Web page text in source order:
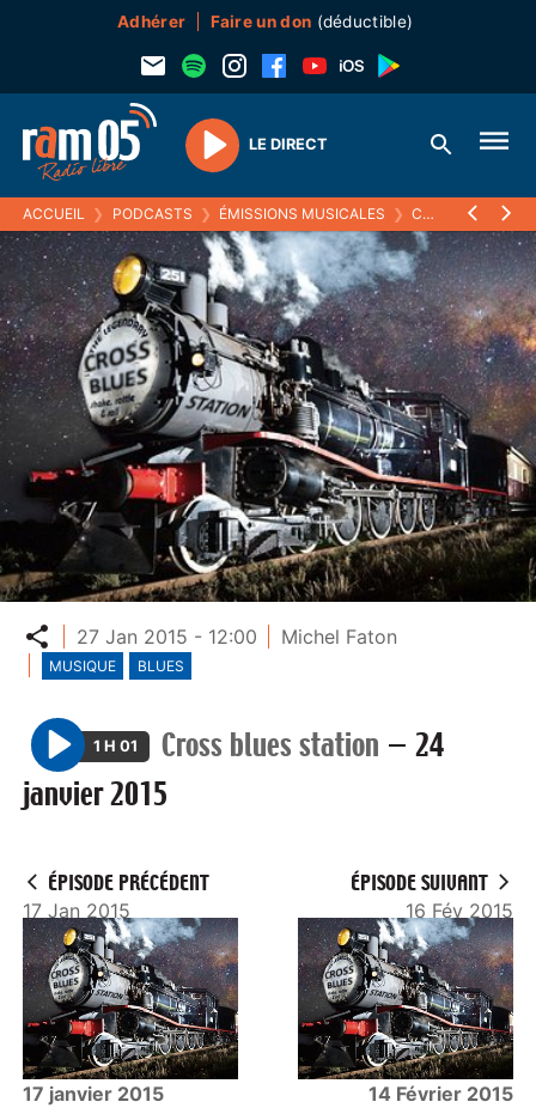
Adhérer Faire un don (déductible)
Play
LE DIRECT
ACCUEIL ❯ PODCASTS ❯ ÉMISSIONS MUSICALES ❯ CROSS BLUES STATION
Partager
27 Jan 2015 - 12:00 Michel Faton
MUSIQUE BLUES
P
l
1 H 01 Cross blues station — 24
janvier 2015
ÉPISODE PRÉCÉDENT
17 Jan 2015
17 janvier 2015
ÉPISODE SUIVANT
16 Fév 2015
14 Février 2015